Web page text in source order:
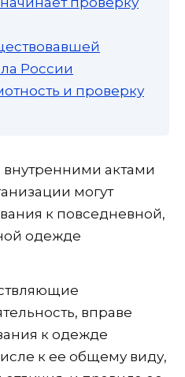
России
и проверку
внутренними актами
могут
к повседневной,
одежде
вправе
к одежде
к ее общему виду,